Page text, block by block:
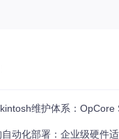
确率达94.3%，将配置冲
转化为可执行配置
维护体系：OpCore
动化部署：企业级硬件